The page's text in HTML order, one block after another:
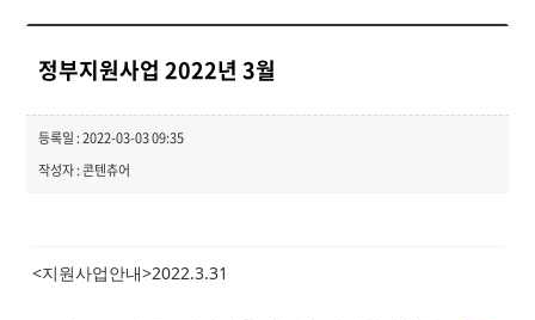
정부지원사업 2022년 3월
등록일 : 2022-03-03 09:35
작성자 : 콘텐츄어
<지원사업안내>2022.3.31